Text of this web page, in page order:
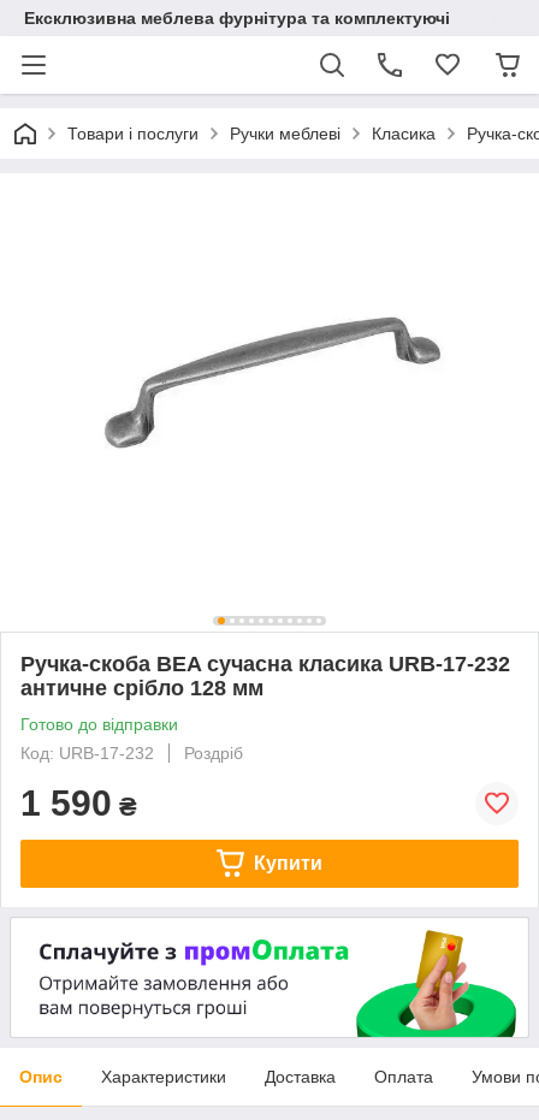
Ексклюзивна меблева фурнітура та комплектуючі
Товари і послуги Ручки меблеві Класика Ручка-
Ручка-скоба BEA сучасна класика URB-17-232
античне срібло 128 мм
Готово до відправки
Код: URB-17-232
Роздріб
1 590 ₴
Купити
Опис Характеристики Доставка Оплата Умови